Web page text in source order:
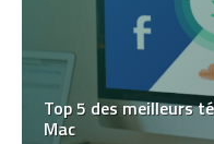
Top 5 des meilleurs
Mac